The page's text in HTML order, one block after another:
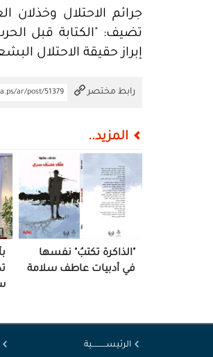
جرائم الاحتلال وخذلان
تضيف: "الكتابة قبل
إبراز حقيقة الاحتلال
رابط مختصر ar/post/51379تم
المزيد..
"الذاكرة تكتبُ" نفسها
في أدبيات عاطف سلامة
الرئيســــــــــية